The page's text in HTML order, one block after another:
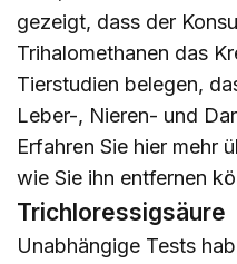
gezeigt, dass der
Trihalomethanen das
Tierstudien belegen,
Leber-, Nieren- und
Erfahren Sie hier mehr
wie Sie ihn entfernen
Trichloressigsäure
Unabhängige Tests